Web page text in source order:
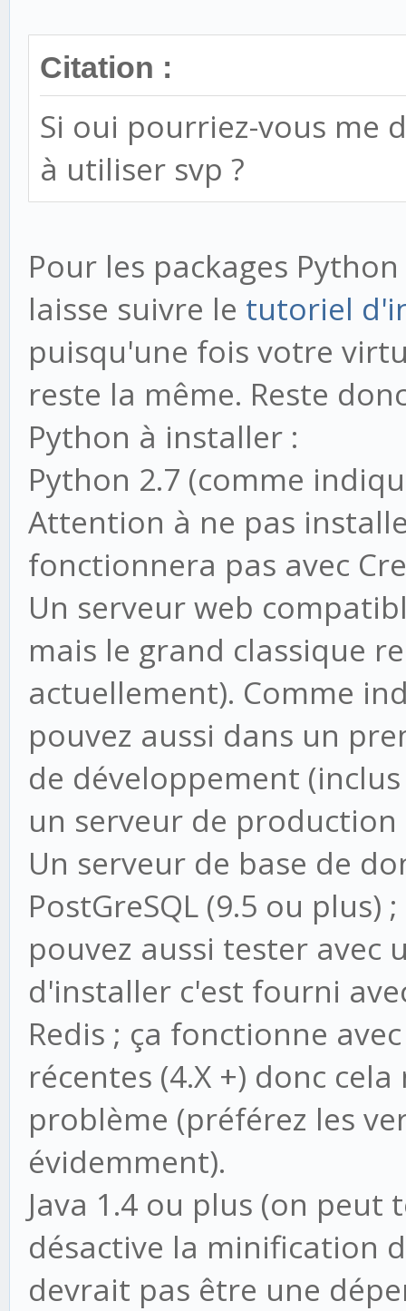
Citation :
Si oui pourriez-vous me
à utiliser svp ?
Pour les packages
laisse suivre le tutoriel
puisqu'une fois votre
reste la même. Reste
Python à installer :
Python 2.7 (comme
Attention à ne pas
fonctionnera pas avec
Un serveur web
mais le grand classique
actuellement). Comme
pouvez aussi dans un
de développement
un serveur de production
Un serveur de base de
PostGreSQL (9.5 ou
pouvez aussi tester avec
d'installer c'est fourni
Redis ; ça fonctionne
récentes (4.X +) donc
problème (préférez les
évidemment).
Java 1.4 ou plus (on
désactive la minification
devrait pas être une